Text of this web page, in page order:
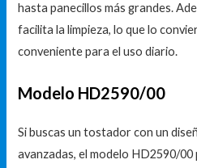
hasta panecillos más grandes.
facilita la limpieza, lo que lo
conveniente para el uso diario.
Modelo HD2590/00
Si buscas un tostador con un
avanzadas, el modelo HD2590/